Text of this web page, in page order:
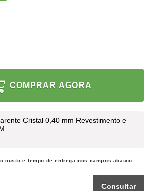
COMPRAR AGORA
Cristal 0,40 mm Revestimento e
custo e tempo de entrega nos campos abaixo:
Consultar